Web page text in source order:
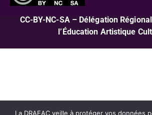
CC-BY-NC-SA – Délégation
l’Éducation Artistique
La DRAEAC veille à protéger vos données